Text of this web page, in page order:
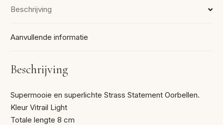
Beschrijving
Aanvullende informatie
Beschrijving
Supermooie en superlichte Strass Statement Oorbellen.
Kleur Vitrail Light
Totale lengte 8 cm